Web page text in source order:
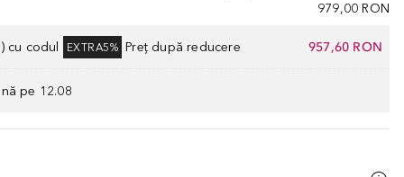
979,00 RON
cu codul EXTRA5% Preț după reducere 957,60 RON
pe 12.08